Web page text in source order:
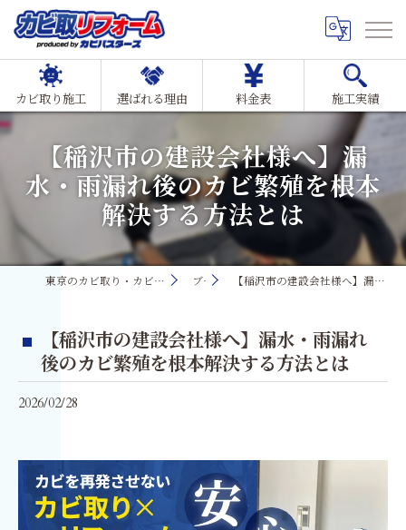
カビ取り施工 選ばれる理由 料金表 施工実績
【稲沢市の建設会社様へ】漏
水・雨漏れ後のカビ繁殖を根本
解決する方法とは
東京のカビ取り・カビ対策ならMIST工法®カビ取リフォーム ブログ 【稲沢市の建設会社様へ】漏水・雨漏れ後のカビ繁殖を根本解決する方法とは
【稲沢市の建設会社様へ】漏水・雨漏れ
後のカビ繁殖を根本解決する方法とは
2026/02/28